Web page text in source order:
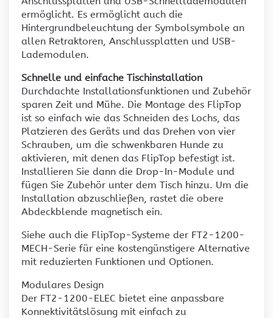
ermöglicht. Es ermöglicht auch die
Hintergrundbeleuchtung der Symbolsymbole an
allen Retraktoren, Anschlussplatten und USB-
Lademodulen.
Schnelle und einfache Tischinstallation
Durchdachte Installationsfunktionen und Zubehör
sparen Zeit und Mühe. Die Montage des FlipTop
ist so einfach wie das Schneiden des Lochs, das
Platzieren des Geräts und das Drehen von vier
Schrauben, um die schwenkbaren Hunde zu
aktivieren, mit denen das FlipTop befestigt ist.
Installieren Sie dann die Drop-In-Module und
fügen Sie Zubehör unter dem Tisch hinzu. Um die
Installation abzuschließen, rastet die obere
Abdeckblende magnetisch ein.
Siehe auch die FlipTop-Systeme der FT2-1200-
MECH-Serie für eine kostengünstigere Alternative
mit reduzierten Funktionen und Optionen.
Modulares Design
Der FT2-1200-ELEC bietet eine anpassbare
Konnektivitätslösung mit einfach zu